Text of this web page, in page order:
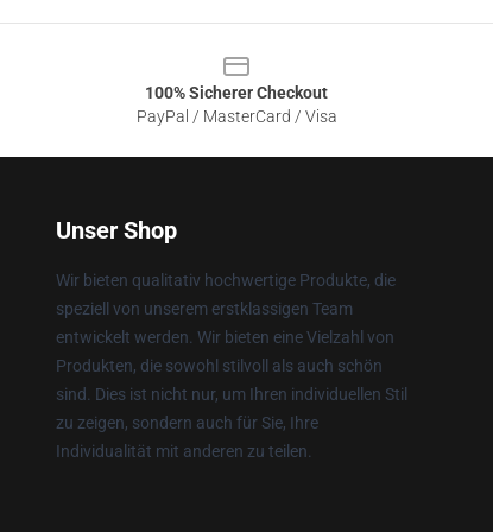
100% Sicherer Checkout
PayPal / MasterCard / Visa
Unser Shop
Wir bieten qualitativ hochwertige Produkte, die
speziell von unserem erstklassigen Team
entwickelt werden. Wir bieten eine Vielzahl von
Produkten, die sowohl stilvoll als auch schön
sind. Dies ist nicht nur, um Ihren individuellen Stil
zu zeigen, sondern auch für Sie, Ihre
Individualität mit anderen zu teilen.